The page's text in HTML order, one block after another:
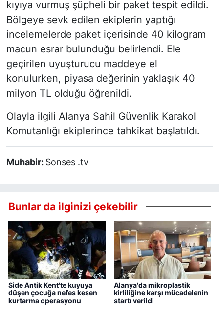
kıyıya vurmuş şüpheli bir paket tespit edildi.
Bölgeye sevk edilen ekiplerin yaptığı
incelemelerde paket içerisinde 40 kilogram
macun esrar bulunduğu belirlendi. Ele
geçirilen uyuşturucu maddeye el
konulurken, piyasa değerinin yaklaşık 40
milyon TL olduğu öğrenildi.
Olayla ilgili Alanya Sahil Güvenlik Karakol
Komutanlığı ekiplerince tahkikat başlatıldı.
Muhabir: Sonses .tv
Bunlar da ilginizi çekebilir
Side Antik Kent'te kuyuya
düşen çocuğa nefes kesen
kurtarma operasyonu
Alanya'da mikroplastik
kirliliğine karşı mücadelenin
startı verildi